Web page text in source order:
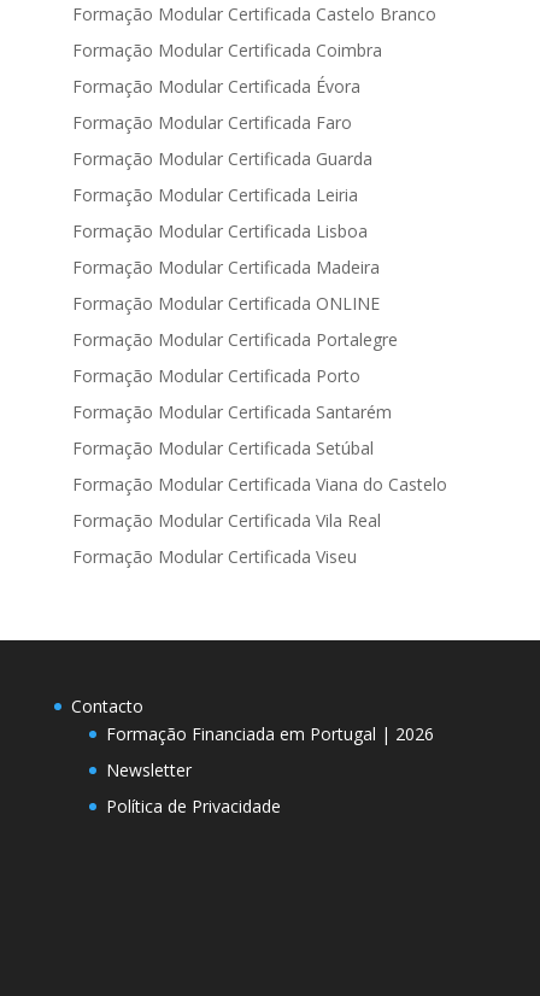
Formação Modular Certificada Castelo Branco
Formação Modular Certificada Coimbra
Formação Modular Certificada Évora
Formação Modular Certificada Faro
Formação Modular Certificada Guarda
Formação Modular Certificada Leiria
Formação Modular Certificada Lisboa
Formação Modular Certificada Madeira
Formação Modular Certificada ONLINE
Formação Modular Certificada Portalegre
Formação Modular Certificada Porto
Formação Modular Certificada Santarém
Formação Modular Certificada Setúbal
Formação Modular Certificada Viana do Castelo
Formação Modular Certificada Vila Real
Formação Modular Certificada Viseu
Contacto
Formação Financiada em Portugal | 2026
Newsletter
Política de Privacidade